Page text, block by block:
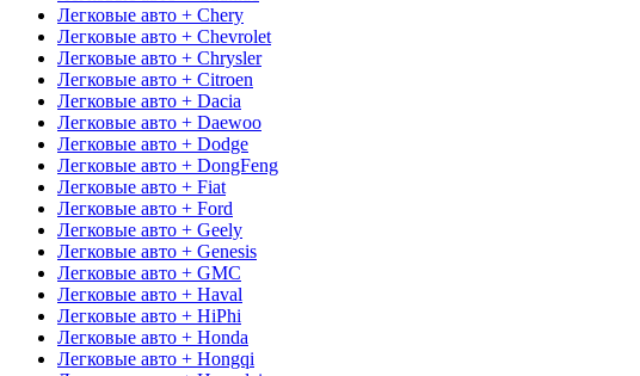
Легковые авто + Chery
Легковые авто + Chevrolet
Легковые авто + Chrysler
Легковые авто + Citroen
Легковые авто + Dacia
Легковые авто + Daewoo
Легковые авто + Dodge
Легковые авто + DongFeng
Легковые авто + Fiat
Легковые авто + Ford
Легковые авто + Geely
Легковые авто + Genesis
Легковые авто + GMC
Легковые авто + Haval
Легковые авто + HiPhi
Легковые авто + Honda
Легковые авто + Hongqi